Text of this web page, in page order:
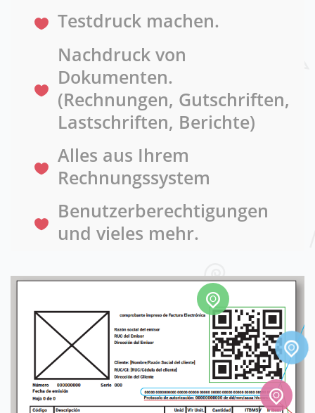
Testdruck machen.
Nachdruck von
Dokumenten.
(Rechnungen, Gutschriften,
Lastschriften, Berichte)
Alles aus Ihrem
Rechnungssystem
Benutzerberechtigungen
und vieles mehr.